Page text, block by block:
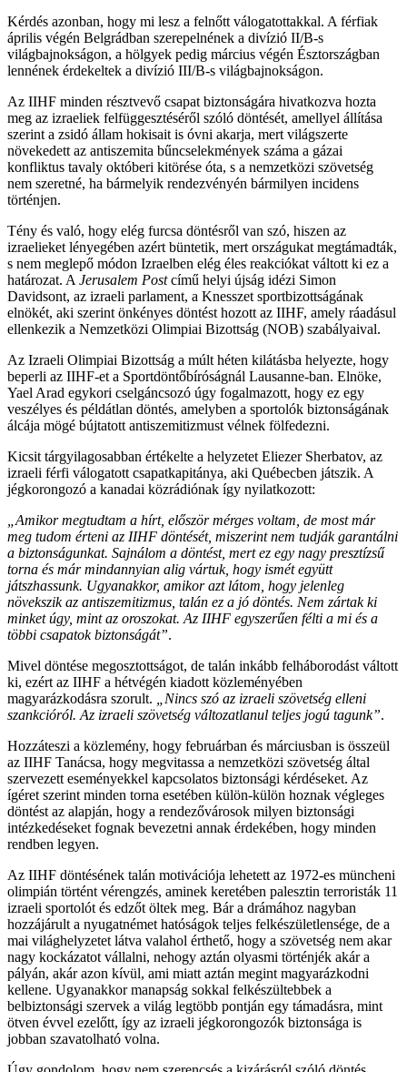
Kérdés azonban, hogy mi lesz a felnőtt válogatottakkal. A férfiak
április végén Belgrádban szerepelnének a divízió II/B-s
világbajnokságon, a hölgyek pedig március végén Észtországban
lennének érdekeltek a divízió III/B-s világbajnokságon.
Az IIHF minden résztvevő csapat biztonságára hivatkozva hozta
meg az izraeliek felfüggesztéséről szóló döntését, amellyel állítása
szerint a zsidó állam hokisait is óvni akarja, mert világszerte
növekedett az antiszemita bűncselekmények száma a gázai
konfliktus tavaly októberi kitörése óta, s a nemzetközi szövetség
nem szeretné, ha bármelyik rendezvényén bármilyen incidens
történjen.
Tény és való, hogy elég furcsa döntésről van szó, hiszen az
izraelieket lényegében azért büntetik, mert országukat megtámadták,
s nem meglepő módon Izraelben elég éles reakciókat váltott ki ez a
határozat. A Jerusalem Postcímű helyi újság idézi Simon
Davidsont, az izraeli parlament, a Knesszet sportbizottságának
elnökét, aki szerint önkényes döntést hozott az IIHF, amely ráadásul
ellenkezik a Nemzetközi Olimpiai Bizottság (NOB) szabályaival.
Az Izraeli Olimpiai Bizottság a múlt héten kilátásba helyezte, hogy
beperli az IIHF-et a Sportdöntőbíróságnál Lausanne-ban. Elnöke,
Yael Arad egykori cselgáncsozó úgy fogalmazott, hogy ez egy
veszélyes és példátlan döntés, amelyben a sportolók biztonságának
álcája mögé bújtatott antiszemitizmust vélnek fölfedezni.
Kicsit tárgyilagosabban értékelte a helyzetet Eliezer Sherbatov, az
izraeli férfi válogatott csapatkapitánya, aki Québecben játszik. A
jégkorongozó a kanadai közrádiónak így nyilatkozott:
„Amikor megtudtam a hírt, először mérges voltam, de most már
meg tudom érteni az IIHF döntését, miszerint nem tudják garantálni
a biztonságunkat. Sajnálom a döntést, mert ez egy nagy presztízsű
torna és már mindannyian alig vártuk, hogy ismét együtt
játszhassunk. Ugyanakkor, amikor azt látom, hogy jelenleg
növekszik az antiszemitizmus, talán ez a jó döntés. Nem zártak ki
minket úgy, mint az oroszokat. Az IIHF egyszerűen félti a mi és a
többi csapatok biztonságát”.
Mivel döntése megosztottságot, de talán inkább felháborodást váltott
ki, ezért az IIHF a hétvégén kiadott közleményében
magyarázkodásra szorult.
„Nincs szó az izraeli szövetség elleni
szankcióról. Az izraeli szövetség változatlanul teljes jogú tagunk”.
Hozzáteszi a közlemény, hogy februárban és márciusban is összeül
az IIHF Tanácsa, hogy megvitassa a nemzetközi szövetség által
szervezett eseményekkel kapcsolatos biztonsági kérdéseket. Az
ígéret szerint minden torna esetében külön-külön hoznak végleges
döntést az alapján, hogy a rendezővárosok milyen biztonsági
intézkedéseket fognak bevezetni annak érdekében, hogy minden
rendben legyen.
Az IIHF döntésének talán motivációja lehetett az 1972-es müncheni
olimpián történt vérengzés, aminek keretében palesztin terroristák 11
izraeli sportolót és edzőt öltek meg. Bár a drámához nagyban
hozzájárult a nyugatnémet hatóságok teljes felkészületlensége, de a
mai világhelyzetet látva valahol érthető, hogy a szövetség nem akar
nagy kockázatot vállalni, nehogy aztán olyasmi történjék akár a
pályán, akár azon kívül, ami miatt aztán megint magyarázkodni
kellene. Ugyanakkor manapság sokkal felkészültebbek a
belbiztonsági szervek a világ legtöbb pontján egy támadásra, mint
ötven évvel ezelőtt, így az izraeli jégkorongozók biztonsága is
jobban szavatolható volna.